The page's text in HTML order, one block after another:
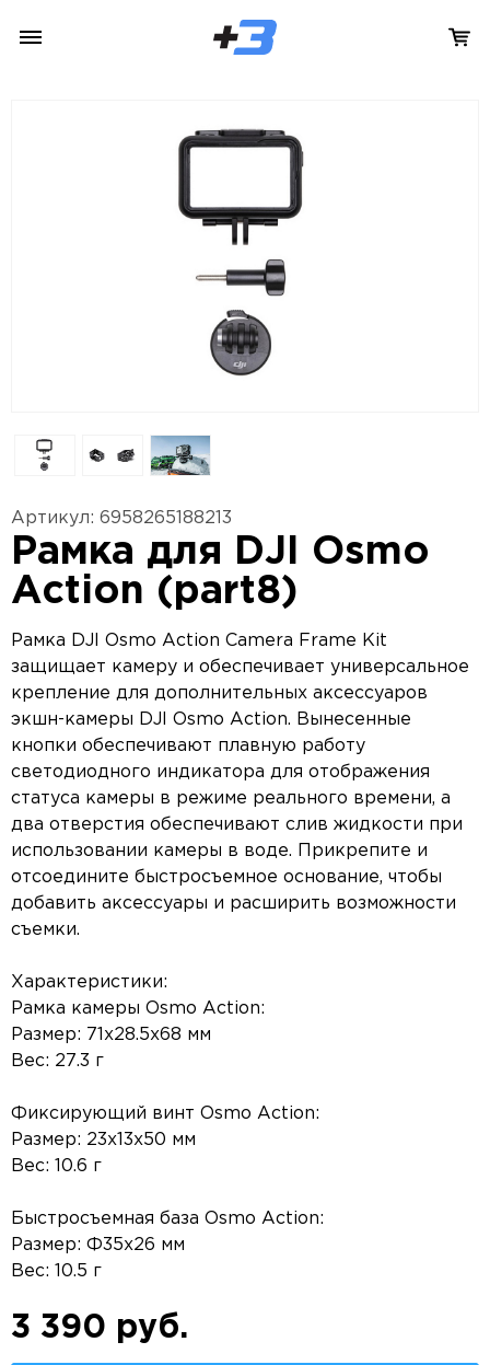
Артикул: 6958265188213
Рамка для DJI Osmo
Action (part8)
Рамка DJI Osmo Action Camera Frame Kit
защищает камеру и обеспечивает универсальное
крепление для дополнительных аксессуаров
экшн-камеры DJI Osmo Action. Вынесенные
кнопки обеспечивают плавную работу
светодиодного индикатора для отображения
статуса камеры в режиме реального времени, а
два отверстия обеспечивают слив жидкости при
использовании камеры в воде. Прикрепите и
отсоедините быстросъемное основание, чтобы
добавить аксессуары и расширить возможности
съемки.
Характеристики:
Рамка камеры Osmo Action:
Размер: 71х28.5х68 мм
Вес: 27.3 г
Фиксирующий винт Osmo Action:
Размер: 23х13х50 мм
Вес: 10.6 г
Быстросъемная база Osmo Action:
Размер: Ф35х26 мм
Вес: 10.5 г
3 390 руб.